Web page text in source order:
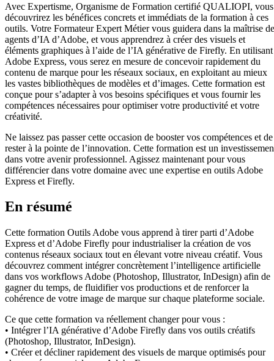
Avec Expertisme, Organisme de Formation certifié QUALIOPI, vous
découvrirez les bénéfices concrets et immédiats de la formation à ces
outils. Votre Formateur Expert Métier vous guidera dans la maîtrise
agents d’IA d’Adobe, et vous apprendrez à créer des visuels et
éléments graphiques à l’aide de l’IA générative de Firefly. En utilisant
Adobe Express, vous serez en mesure de concevoir rapidement du
contenu de marque pour les réseaux sociaux, en exploitant au mieux
les vastes bibliothèques de modèles et d’images. Cette formation est
conçue pour s’adapter à vos besoins spécifiques et vous fournir les
compétences nécessaires pour optimiser votre productivité et votre
créativité.
Ne laissez pas passer cette occasion de booster vos compétences et de
rester à la pointe de l’innovation. Cette formation est un
dans votre avenir professionnel. Agissez maintenant pour vous
différencier dans votre domaine avec une expertise en outils Adobe
Express et Firefly.
En résumé
Cette formation Outils Adobe vous apprend à tirer parti d’Adobe
Express et d’Adobe Firefly pour industrialiser la création de vos
contenus réseaux sociaux tout en élevant votre niveau créatif. Vous
découvrez comment intégrer concrètement l’intelligence artificielle
dans vos workflows Adobe (Photoshop, Illustrator, InDesign) afin de
gagner du temps, de fluidifier vos productions et de renforcer la
cohérence de votre image de marque sur chaque plateforme sociale.
Ce que cette formation va réellement changer pour vous :
• Intégrer l’IA générative d’Adobe Firefly dans vos outils créatifs
(Photoshop, Illustrator, InDesign).
• Créer et décliner rapidement des visuels de marque optimisés pour